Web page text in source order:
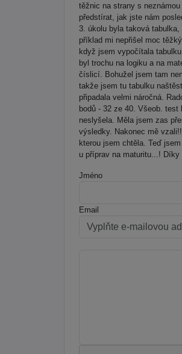
těžnic na strany s
předstírat, jak jste nám
3. úkolu byla taková
příklad mi nepřišel moc
když jsem vypočítala
byl trochu na logiku a na
číslicí. Bohužel jsem tam
takže jsem tu tabulku
připadala velmi náročná.
bodů - 32 ze 40. Všeob.
neslyšela. Měla jsem zas
výsledky. Nakonec mě
kterou jsem chtěla. Teď
u příprav na maturitu...!
Jméno
Email